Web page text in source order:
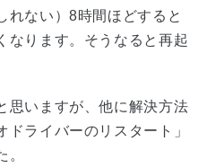
れない）8時間ほどすると
なります。そうなると再起
思いますが、他に解決方法
ライバーのリスタート」
。